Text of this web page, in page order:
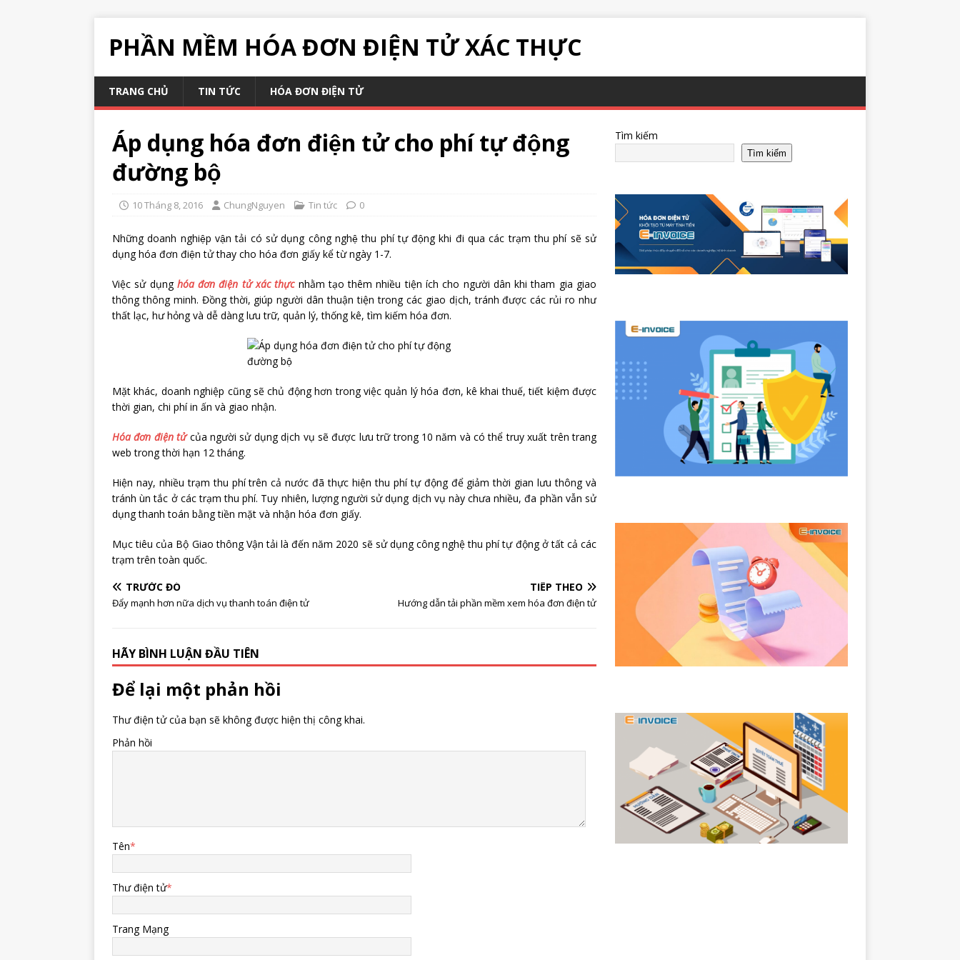
PHẦN MỀM HÓA ĐƠN ĐIỆN TỬ XÁC THỰC
TRANG CHỦ TIN TỨC HÓA ĐƠN ĐIỆN TỬ
Áp dụng hóa đơn điện tử cho phí tự động
đường bộ
10 Tháng 8, 2016 ChungNguyen Tin tức 0
Những doanh nghiệp vận tải có sử dụng công nghệ thu phí tự động khi đi qua các trạm thu phí sẽ sử
dụng hóa đơn điện tử thay cho hóa đơn giấy kể từ ngày 1-7.
Việc sử dụng hóa đơn điện tử xác thựcnhằm tạo thêm nhiều tiện ích cho người dân khi tham gia giao
thông thông minh. Đồng thời, giúp người dân thuận tiện trong các giao dịch, tránh được các rủi ro như
thất lạc, hư hỏng và dễ dàng lưu trữ, quản lý, thống kê, tìm kiếm hóa đơn.
Mặt khác, doanh nghiệp cũng sẽ chủ động hơn trong việc quản lý hóa đơn, kê khai thuế, tiết kiệm được
thời gian, chi phí in ấn và giao nhận.
Hóa đơn điện tửcủa người sử dụng dịch vụ sẽ được lưu trữ trong 10 năm và có thể truy xuất trên trang
web trong thời hạn 12 tháng.
Hiện nay, nhiều trạm thu phí trên cả nước đã thực hiện thu phí tự động để giảm thời gian lưu thông và
tránh ùn tắc ở các trạm thu phí. Tuy nhiên, lượng người sử dụng dịch vụ này chưa nhiều, đa phần vẫn sử
dụng thanh toán bằng tiền mặt và nhận hóa đơn giấy.
Mục tiêu của Bộ Giao thông Vận tải là đến năm 2020 sẽ sử dụng công nghệ thu phí tự động ở tất cả các
trạm trên toàn quốc.
TRƯỚC ĐÓ
Đẩy mạnh hơn nữa dịch vụ thanh toán điện tử
TIẾP THEO
Hướng dẫn tải phần mềm xem hóa đơn điện tử
HÃY BÌNH LUẬN ĐẦU TIÊN
Để lại một phản hồi
Thư điện tử của bạn sẽ không được hiện thị công khai.
Phản hồi
Tên*
Thư điện tử*
Trang Mạng
Tìm kiếm
Tìm kiếm